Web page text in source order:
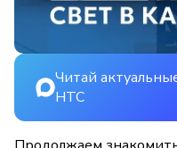
Читай
НТС